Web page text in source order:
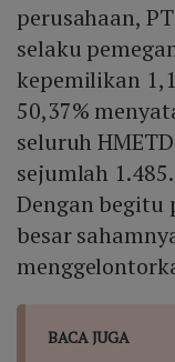
perusahaan,
selaku
kepemilikan
50,37%
seluruh
sejumlah
Dengan begitu
besar
BACA JUGA